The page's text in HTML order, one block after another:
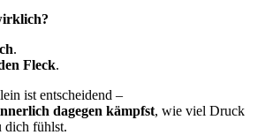
.
Fleck.
ist entscheidend –
dagegen kämpfst, wie viel Druck
dich fühlst.